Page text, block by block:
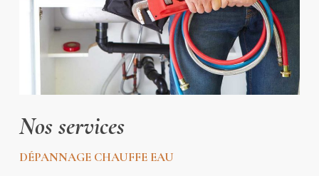
Nos services
DÉPANNAGE CHAUFFE EAU